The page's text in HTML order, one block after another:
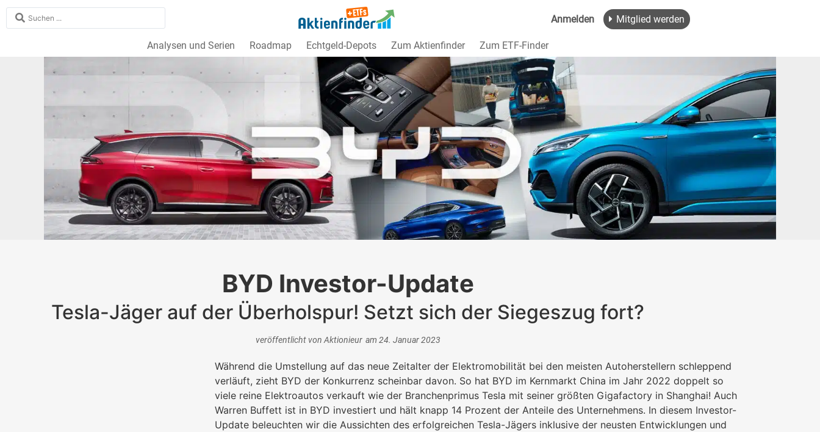
Anmelden Mitglied werden
Analysen und Serien Roadmap Echtgeld-Depots Zum Aktienfinder Zum ETF-Finder
BYD Investor-Update
Tesla-Jäger auf der Überholspur! Setzt sich der Siegeszug fort?
veröffentlicht von Aktionieur am 24. Januar 2023
Während die Umstellung auf das neue Zeitalter der Elektromobilität bei den meisten Autoherstellern schleppend
verläuft, zieht BYD der Konkurrenz scheinbar davon. So hat BYD im Kernmarkt China im Jahr 2022 doppelt so
viele reine Elektroautos verkauft wie der Branchenprimus Tesla mit seiner größten Gigafactory in Shanghai! Auch
Warren Buffett ist in BYD investiert und hält knapp 14 Prozent der Anteile des Unternehmens. In diesem Investor-
Update beleuchten wir die Aussichten des erfolgreichen Tesla-Jägers inklusive der neusten Entwicklungen und